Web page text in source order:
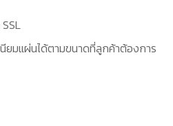
ยมแผ่นได้ตามขนาดที่ลูกค้าต้องการ